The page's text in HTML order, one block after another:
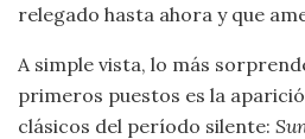
relegado hasta ahora y que
A simple vista, lo más
primeros puestos es la
clásicos del período silente: